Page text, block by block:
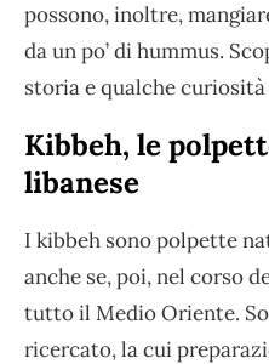
possono, inoltre,
da un po’ di hummus.
storia e qualche
Kibbeh, le
libanese
I kibbeh sono polpette
anche se, poi, nel corso
tutto il Medio Oriente.
ricercato, la cui